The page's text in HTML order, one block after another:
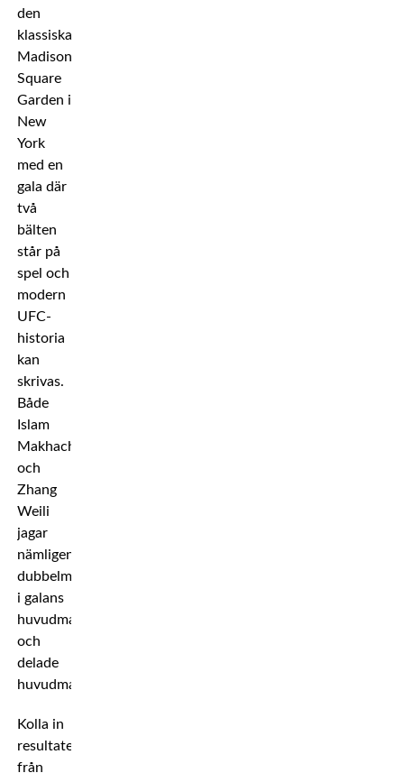
den
klassiska
Madison
Square
Garden i
New
York
med en
gala där
två
bälten
står på
spel och
modern
UFC-
historia
kan
skrivas.
Både
Islam
Makhachev
och
Zhang
Weili
jagar
nämligen
dubbelmästarstatus
i galans
huvudmatch
och
delade
huvudmatch.
Kolla in
resultaten
från